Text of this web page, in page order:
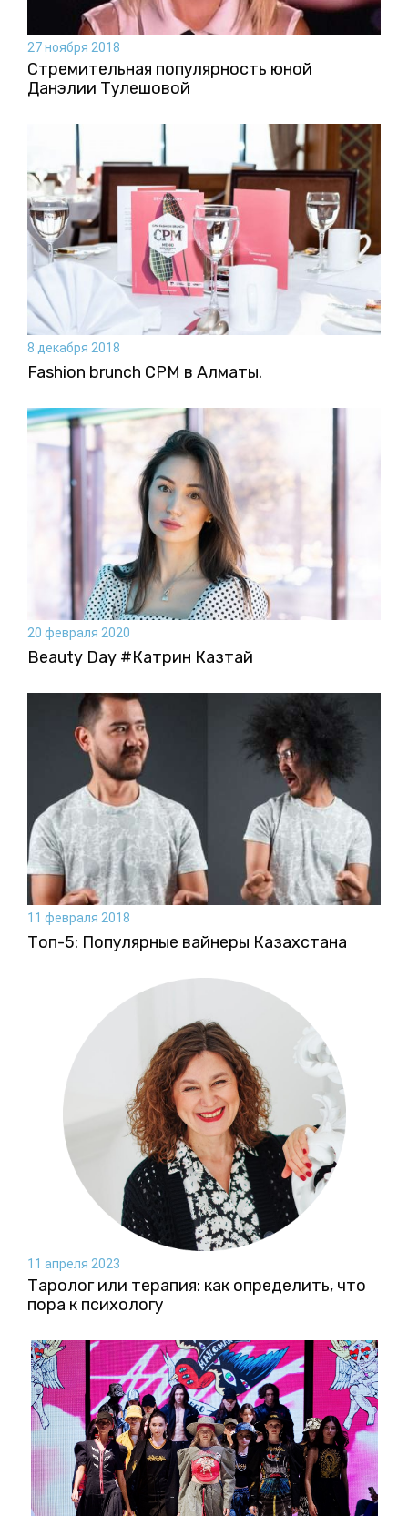
27 ноября 2018
Стремительная популярность юной
Данэлии Тулешовой
8 декабря 2018
Fashion brunch CPM в Алматы.
20 февраля 2020
Beauty Day #Катрин Казтай
11 февраля 2018
Топ-5: Популярные вайнеры Казахстана
11 апреля 2023
Таролог или терапия: как определить, что
пора к психологу